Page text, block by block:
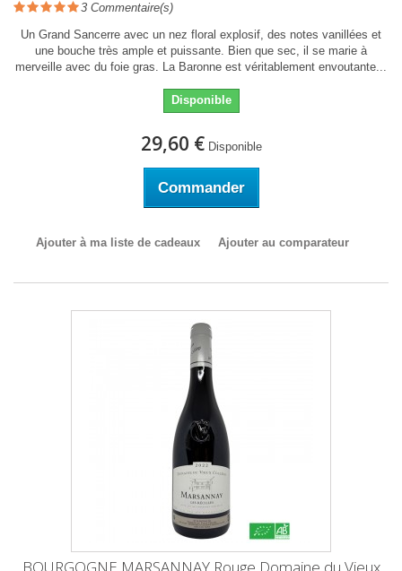
3 Commentaire(s)
Un Grand Sancerre avec un nez floral explosif, des notes vanillées et
une bouche très ample et puissante. Bien que sec, il se marie à
merveille avec du foie gras. La Baronne est véritablement envoutante...
Disponible
29,60 € Disponible
Commander
Ajouter à ma liste de cadeaux Ajouter au comparateur